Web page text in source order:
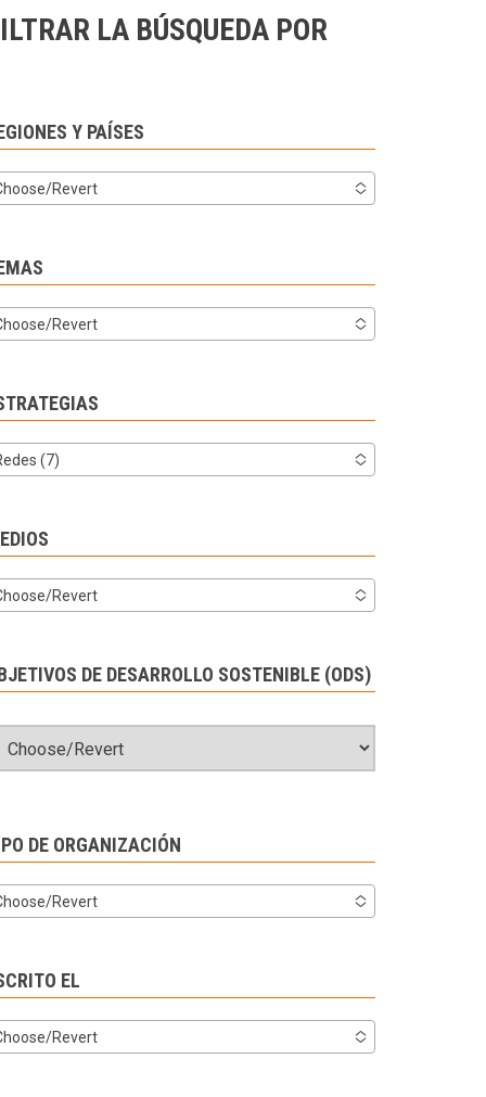
LA BÚSQUEDA POR
Y PAÍSES
Revert
Revert
(7)
Revert
DE DESARROLLO SOSTENIBLE (ODS)
DE ORGANIZACIÓN
Revert
EL
Revert